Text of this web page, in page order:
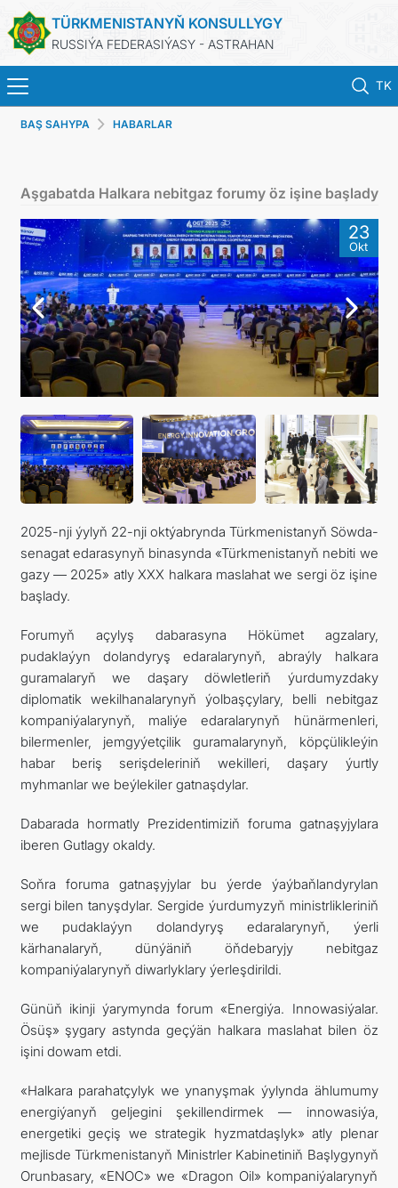
TÜRKMENISTANYŇ KONSULLYGY
RUSSIÝA FEDERASIÝASY - ASTRAHAN
TK
BAŞ SAHYPA
TÜRKMENISTAN
PASPORTLARYŇ MÖHLETINI UZALTMAK
KONSULLYK HYZMATLARY
RESMINAMALAR
DIM
ARAGATNAŞYK
BAŞ SAHYPA HABARLAR
Aşgabatda Halkara nebitgaz forumy öz işine başlady
23
Okt
2025-nji ýylyň 22-nji oktýabrynda Türkmenistanyň Söwda-
senagat edarasynyň binasynda «Türkmenistanyň nebiti we
gazy — 2025» atly XXX halkara maslahat we sergi öz işine
başlady.
Forumyň açylyş dabarasyna Hökümet agzalary,
pudaklaýyn dolandyryş edaralarynyň, abraýly halkara
guramalaryň we daşary döwletleriň ýurdumyzdaky
diplomatik wekilhanalarynyň ýolbaşçylary, belli nebitgaz
kompaniýalarynyň, maliýe edaralarynyň hünärmenleri,
bilermenler, jemgyýetçilik guramalarynyň, köpçülikleýin
habar beriş serişdeleriniň wekilleri, daşary ýurtly
myhmanlar we beýlekiler gatnaşdylar.
Dabarada hormatly Prezidentimiziň foruma gatnaşyjylara
iberen Gutlagy okaldy.
Soňra foruma gatnaşyjylar bu ýerde ýaýbaňlandyrylan
sergi bilen tanyşdylar. Sergide ýurdumyzyň ministrlikleriniň
we pudaklaýyn dolandyryş edaralarynyň, ýerli
kärhanalaryň, dünýäniň öňdebaryjy nebitgaz
kompaniýalarynyň diwarlyklary ýerleşdirildi.
Günüň ikinji ýarymynda forum «Energiýa. Innowasiýalar.
Ösüş» şygary astynda geçýän halkara maslahat bilen öz
işini dowam etdi.
«Halkara parahatçylyk we ynanyşmak ýylynda ählumumy
energiýanyň geljegini şekillendirmek — innowasiýa,
energetiki geçiş we strategik hyzmatdaşlyk» atly plenar
mejlisde Türkmenistanyň Ministrler Kabinetiniň Başlygynyň
Orunbasary, «ENOC» we «Dragon Oil» kompaniýalarynyň